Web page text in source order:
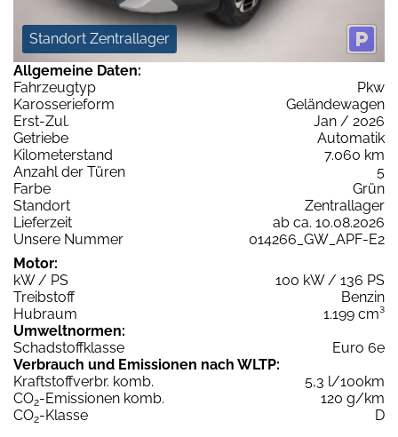
Standort Zentrallager
Allgemeine Daten:
Fahrzeugtyp
Pkw
Karosserieform
Geländewagen
Erst-Zul.
Jan / 2026
Getriebe
Automatik
Kilometerstand
7.060 km
Anzahl der Türen
5
Farbe
Grün
Standort
Zentrallager
Lieferzeit
ab ca. 10.08.2026
Unsere Nummer
014266_GW_APF-E2
Motor:
kW / PS
100 kW / 136 PS
Treibstoff
Benzin
Hubraum
1.199 cm³
Umweltnormen:
Schadstoffklasse
Euro 6e
Verbrauch und Emissionen nach WLTP:
Kraftstoffverbr. komb.
5,3 l/100km
CO2-Emissionen komb.
120 g/km
CO2-Klasse
D